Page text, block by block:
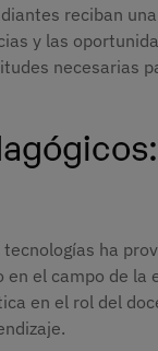
reciban
y las
necesarias
ha
el campo de la
en el rol del